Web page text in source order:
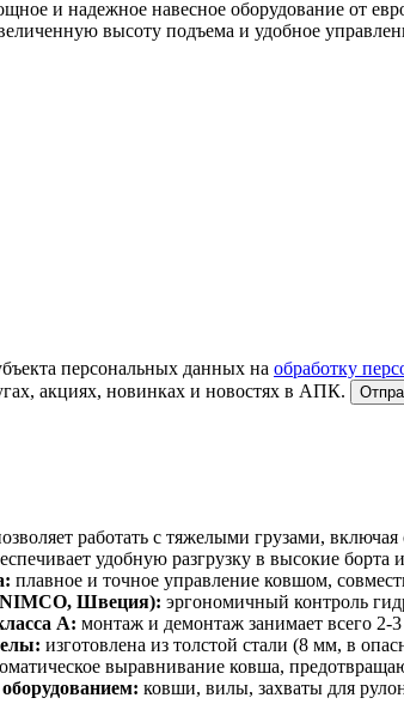
и надежное навесное оборудование от
высоту подъема и удобное
персональных данных на обработку
акциях, новинках и новостях в АПК.
работать с тяжелыми грузами,
удобную разгрузку в высокие борта
плавное и точное управление ковшом,
Швеция): эргономичный контроль
А: монтаж и демонтаж занимает всего 2-
изготовлена из толстой стали (8 мм, в
выравнивание ковша,
ковши, вилы, захваты для